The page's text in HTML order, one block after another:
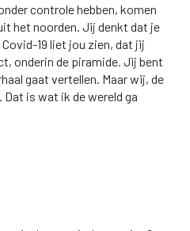
controle hebben, komen
het noorden. Jij denkt dat je
19 liet jou zien, dat jij
onderin de piramide. Jij bent
gaat vertellen. Maar wij, de
is wat ik de wereld ga